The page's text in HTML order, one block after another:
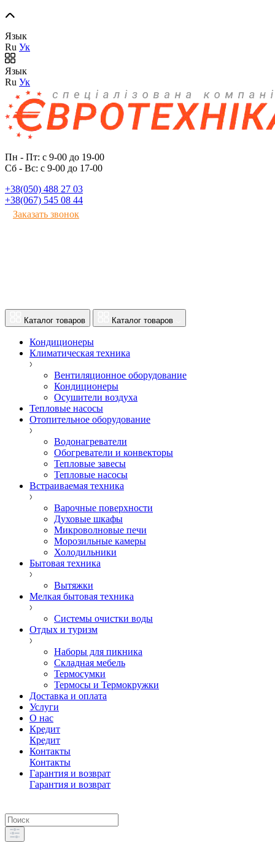
Язык
Ru Ук
Язык
Ru Ук
Пн - Пт: с 9-00 до 19-00
Сб - Вс: с 9-00 до 17-00
+38(050) 488 27 03
+38(067) 545 08 44
Заказать звонок
Каталог товаров Каталог товаров
Кондиционеры
Климатическая техника
Вентиляционное оборудование
Кондиционеры
Осушители воздуха
Тепловые насосы
Отопительное оборудование
Водонагреватели
Обогреватели и конвекторы
Тепловые завесы
Тепловые насосы
Встраиваемая техника
Варочные поверхности
Духовые шкафы
Микроволновые печи
Морозильные камеры
Холодильники
Бытовая техника
Вытяжки
Мелкая бытовая техника
Системы очистки воды
Отдых и туризм
Наборы для пикника
Складная мебель
Термосумки
Термосы и Термокружки
Доставка и оплата
Услуги
О нас
Кредит
Кредит
Контакты
Контакты
Гарантия и возврат
Гарантия и возврат